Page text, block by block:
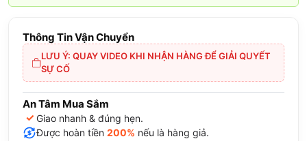
Thông Tin Vận Chuyển
LƯU Ý: QUAY VIDEO KHI NHẬN HÀNG ĐỂ GIẢI QUYẾT
SỰ CỐ
An Tâm Mua Sắm
✓ Giao nhanh & đúng hẹn.
Được hoàn tiền 200% nếu là hàng giả.